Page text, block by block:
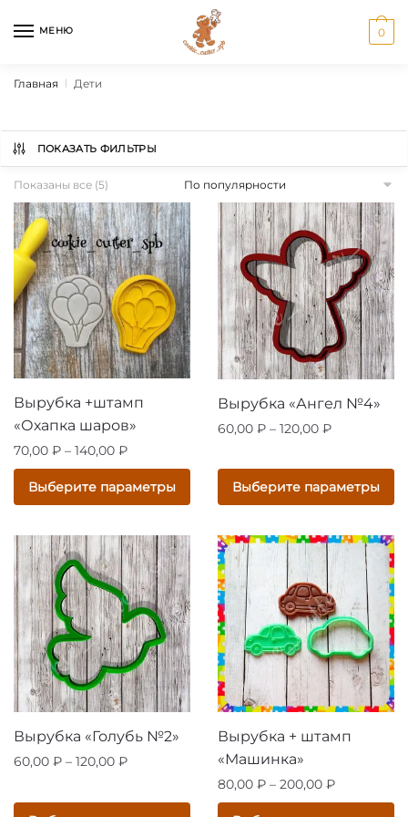
МЕНЮ 0
Главная | Дети
ПОКАЗАТЬ ФИЛЬТРЫ
Показаны все (5)
по
популярности
Вырубка +штамп
«Охапка шаров»
70,00 ₽ – 140,00 ₽Диапазон
цен:
70,00 ₽
–
Выберите параметры
Этот
товар
несколько
вариаций.
Опции
можно
выбрать
на
странице
товара.
Вырубка «Ангел №4»
60,00 ₽ – 120,00 ₽Диапазон
60,00 ₽
–
120,00 ₽
Выберите параметры
товар
имеет
вариаций.
Опции
можно
выбрать
на
странице
товара.
Вырубка «Голубь №2»
60,00 ₽ – 120,00 ₽Диапазон
60,00 ₽
Вырубка + штамп
«Машинка»
80,00 ₽ – 200,00 ₽Диапазон
цен: